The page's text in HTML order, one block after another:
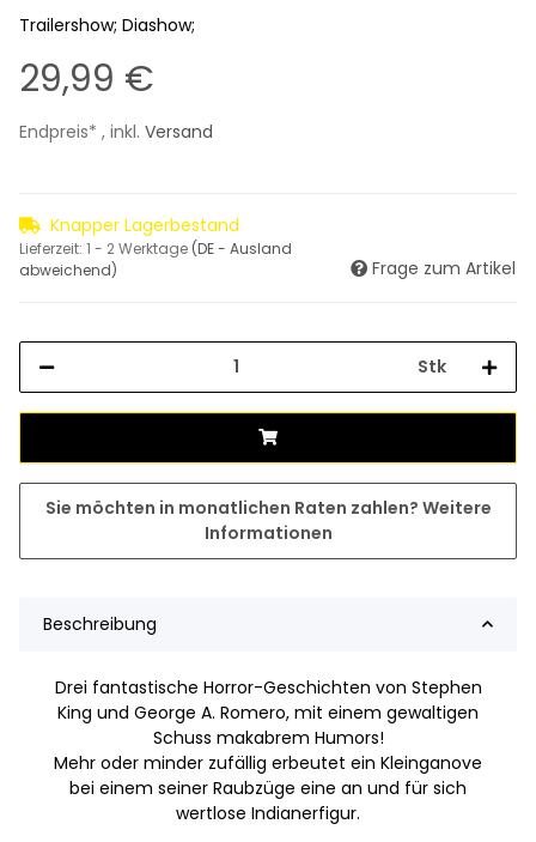
Trailershow; Diashow;
29,99 €
Endpreis* , inkl. Versand
Knapper Lagerbestand
Lieferzeit: 1 - 2 Werktage (DE - Ausland
abweichend)
Frage zum Artikel
Stk
Sie möchten in monatlichen Raten zahlen? Weitere
Informationen
Beschreibung
Drei fantastische Horror-Geschichten von Stephen
King und George A. Romero, mit einem gewaltigen
Schuss makabrem Humors!
Mehr oder minder zufällig erbeutet ein Kleinganove
bei einem seiner Raubzüge eine an und für sich
wertlose Indianerfigur.